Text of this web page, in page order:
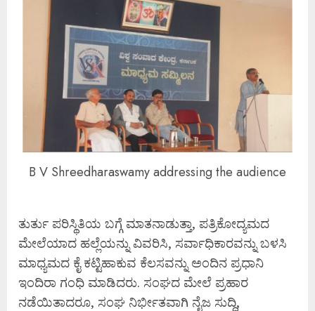
B V Shreedharaswamy addressing the audience
ತುರ್ತು ಪರಿಸ್ಥಿತಿಯ ಬಗ್ಗೆ ಮಾತನಾಡುತ್ತಾ, ಪತ್ರಿಕೋದ್ಯಮದ
ಮೇಲೆಯಾದ ಹಲ್ಲೆಯನ್ನು ವಿವರಿಸಿ, ಸರ್ವಾಧಿಕಾರವನ್ನು ಬಳಸಿ
ಮಾಧ್ಯಮದ ಕೈ ಕಟ್ಟಿಹಾಕುವ ಕೆಲಸವನ್ನು ಅಂದಿನ ಪ್ರಧಾನಿ
ಇಂದಿರಾ ಗಂಧಿ ಮಾಡಿದರು. ಸಂಘದ ಮೇಲೆ ಪ್ರಹಾರ
ನಡೆಯಿತಾದರೂ, ಸಂಘ ನಿರ್ಭೀತವಾಗಿ ನೈಜ ಸುದ್ದಿ,